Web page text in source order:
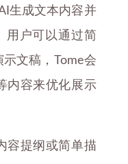
生成文本内容并
用户可以通过简
文稿，Tome会
内容来优化展示
容提纲或简单描